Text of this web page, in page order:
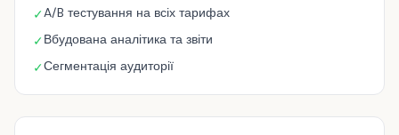
✓A/B тестування на всіх тарифах
✓Вбудована аналітика та звіти
✓Сегментація аудиторії